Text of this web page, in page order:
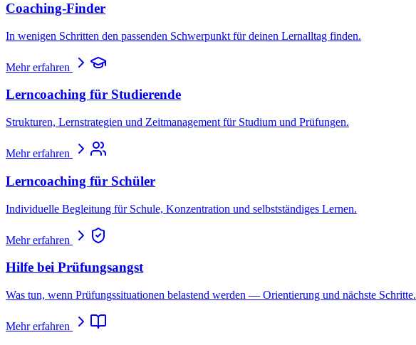
Coaching-Finder
In wenigen Schritten den passenden Schwerpunkt für deinen Lernalltag finden.
Mehr erfahren
Lerncoaching für Studierende
Strukturen, Lernstrategien und Zeitmanagement für Studium und Prüfungen.
Mehr erfahren
Lerncoaching für Schüler
Individuelle Begleitung für Schule, Konzentration und selbstständiges Lernen.
Mehr erfahren
Hilfe bei Prüfungsangst
Was tun, wenn Prüfungssituationen belastend werden — Orientierung und nächste Schritte.
Mehr erfahren